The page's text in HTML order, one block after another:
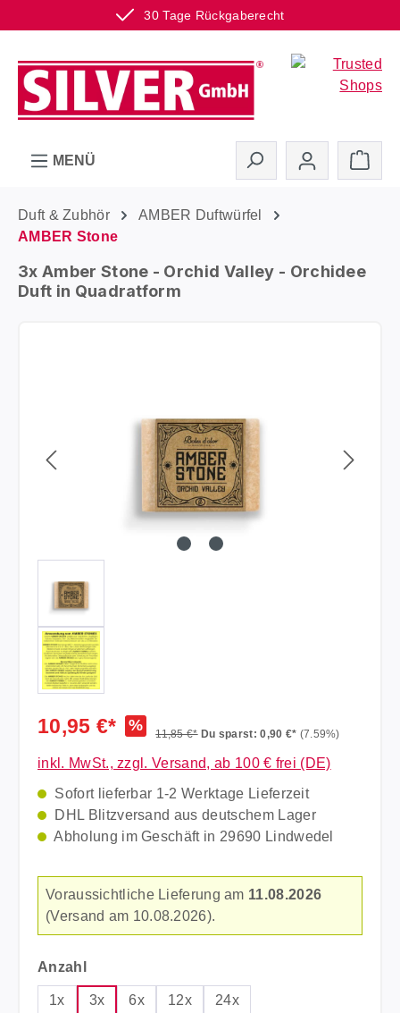
30 Tage Rückgaberecht
Zum Hauptinhalt springen
MENÜ
Duft & Zubhör
AMBER Duftwürfel
AMBER Stone
3x Amber Stone - Orchid Valley - Orchidee
Duft in Quadratform
10,95 €* % 11,85 €* Du sparst: 0,90 €* (7.59%)
inkl. MwSt., zzgl. Versand, ab 100 € frei (DE)
Sofort lieferbar 1-2 Werktage Lieferzeit
DHL Blitzversand aus deutschem Lager
Abholung im Geschäft in 29690 Lindwedel
Voraussichtliche Lieferung am 11.08.2026
(Versand am 10.08.2026).
Anzahl auswählen
1x 3x 6x 12x 24x